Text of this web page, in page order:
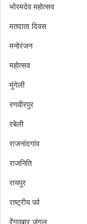
भोरमदेव महोत्सव
मतदाता दिवस
मनोरंजन
महोत्सव
मुंगेली
रणवीरपुर
रबेली
राजनांदगांव
राजनिति
रायपुर
राष्ट्रीय पर्व
रेंगाखार जंगल